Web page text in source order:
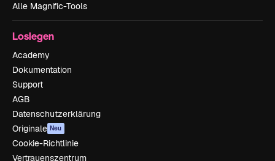
Alle Magnific-Tools
Loslegen
Academy
Dokumentation
Support
AGB
Datenschutzerklärung
Originale Neu
Cookie-Richtlinie
Vertrauenszentrum